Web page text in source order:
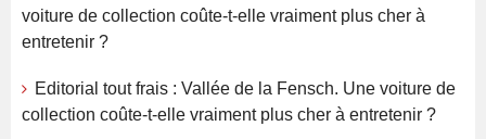
voiture de collection coûte-t-elle vraiment plus cher à
entretenir ?
Editorial tout frais : Vallée de la Fensch. Une voiture de
collection coûte-t-elle vraiment plus cher à entretenir ?